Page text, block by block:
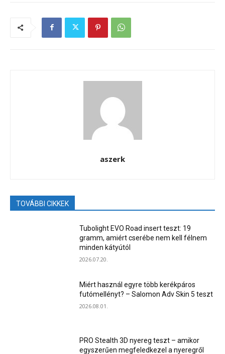
aszerk
TOVÁBBI CIKKEK
Tubolight EVO Road insert teszt: 19
gramm, amiért cserébe nem kell félnem
minden kátyútól
2026.07.20.
Miért használ egyre több kerékpáros
futómellényt? – Salomon Adv Skin 5 teszt
2026.08.01.
PRO Stealth 3D nyereg teszt – amikor
egyszerűen megfeledkezel a nyeregről